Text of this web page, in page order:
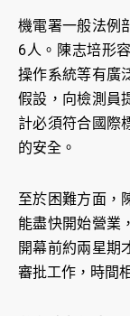
機電署一般法例
6人。陳志培形
操作系統等有廣
假設，向檢測員
計必須符合國際
的安全。
至於困難方面，
能盡快開始營業
開幕前約兩星期
審批工作，時間